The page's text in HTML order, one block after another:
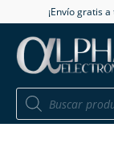
¡Envío gratis
Búsqueda
productos